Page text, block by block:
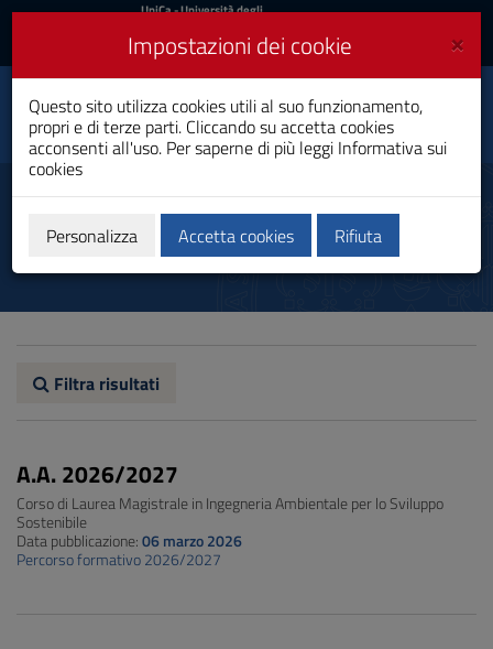
Vai
al
navigazione
sito
Footer
UniCa
Accedi
UniCa- Università degli
Accedi UniCA News
Toggle
navigation
Ingegneria Ambientale
per lo Sviluppo
Sostenibile
Laurea Magistrale
Percorso formativo
Filtra risultati
A.A. 2026/2027
Corso di Laurea Magistrale in Ingegneria Ambientale per lo Sviluppo
Sostenibile
Data pubblicazione:06 marzo 2026
Percorso formativo 2026/2027
×
Impostazioni dei cookie
Questo sito utilizza cookies utili al suo funzionamento,
propri e di terze parti. Cliccando su accetta cookies
acconsenti all'uso. Per saperne di più leggi Informativa sui
cookies
Personalizza Accetta cookies Rifiuta